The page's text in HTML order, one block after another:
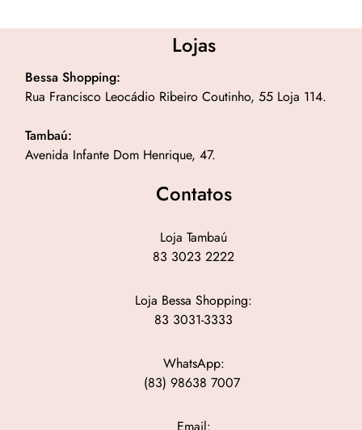
Lojas
Bessa Shopping:
Rua Francisco Leocádio Ribeiro Coutinho, 55 Loja 114.
Tambaú:
Avenida Infante Dom Henrique, 47.
Contatos
Loja Tambaú
83 3023 2222
Loja Bessa Shopping:
83 3031-3333
WhatsApp:
(83) 98638 7007